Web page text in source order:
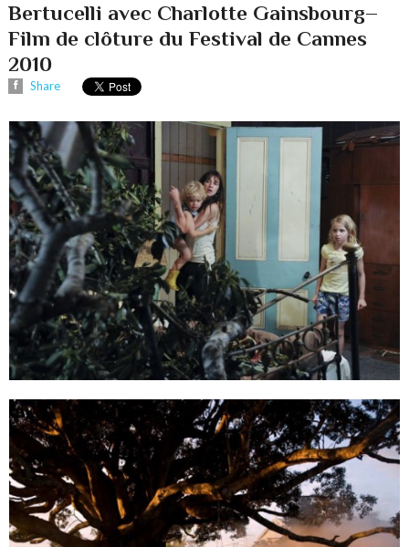
Bertucelli avec Charlotte Gainsbourg–
Film de clôture du Festival de Cannes
2010
Share